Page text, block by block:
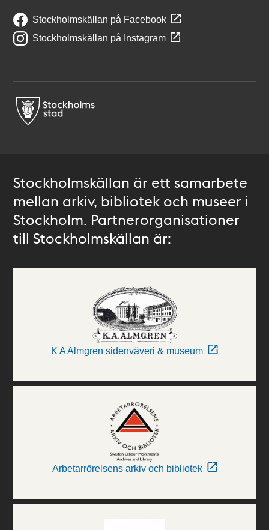
Stockholmskällan på Facebook
Stockholmskällan på Instagram
Stockholmskällan är ett samarbete
mellan arkiv, bibliotek och museer i
Stockholm. Partnerorganisationer
till Stockholmskällan är:
K A Almgren sidenväveri & museum
Arbetarrörelsens arkiv och bibliotek